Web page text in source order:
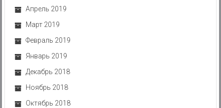
Апрель 2019
Март 2019
Февраль 2019
Январь 2019
Декабрь 2018
Ноябрь 2018
Октябрь 2018